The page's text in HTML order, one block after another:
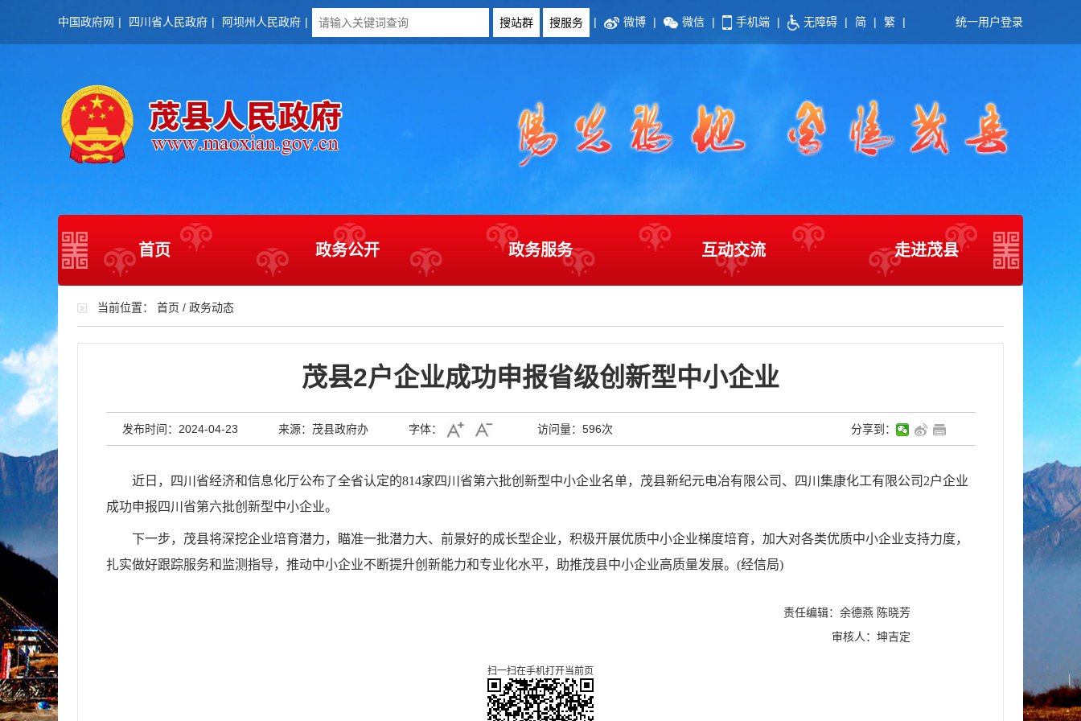
中国政府网 | 四川省人民政府 | 阿坝州人民政府 | | 微博 | 微信 | 手机端 | 无障碍 | 简 | 繁 | 统一用户登录
首页 政务公开 政务服务 互动交流 走进茂县
当前位置： 首页 / 政务动态
茂县2户企业成功申报省级创新型中小企业
发布时间：2024-04-23 来源：茂县政府办 字体： 访问量： 596次 分享到：
近日，四川省经济和信息化厅公布了全省认定的814家四川省第六批创新型中小企业名单，茂县新纪元电冶有限公司、四川集康化工有限公司2户企业
成功申报四川省第六批创新型中小企业。
下一步， 茂县将深挖企业培育潜力，瞄准一批潜力大、前景好的成长型企业，积极开展优质中小企业梯度培育，加大对各类优质中小企业支持力度，
扎实做好跟踪服务和监测指导，推动中小企业不断提升创新能力和专业化水平，助推茂县中小企业高质量发展。 (经信局)
责任编辑：余德燕 陈晓芳
审核人：坤吉定
扫一扫在手机打开当前页